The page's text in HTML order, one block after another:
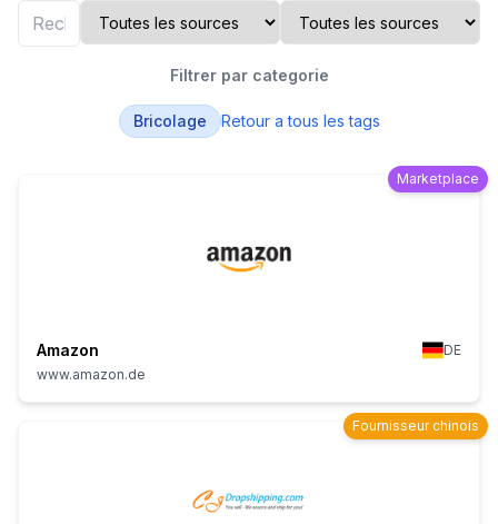
Filtrer par categorie
Bricolage Retour a tous les tags
Marketplace
Amazon
DE
www.amazon.de
Fournisseur chinois